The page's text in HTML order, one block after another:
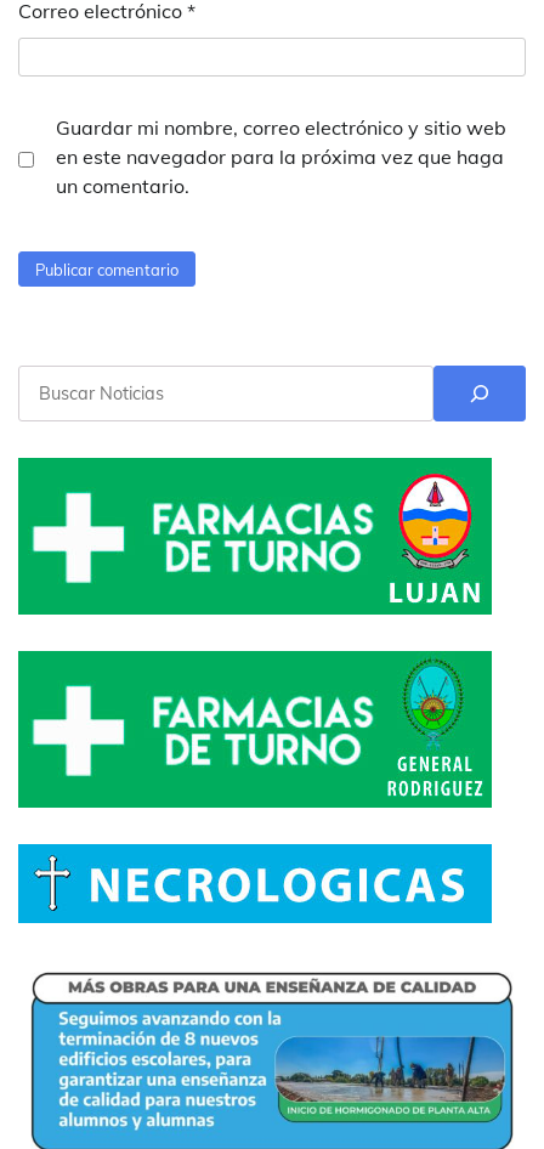
Correo electrónico *
Guardar mi nombre, correo electrónico y sitio web
en este navegador para la próxima vez que haga
un comentario.